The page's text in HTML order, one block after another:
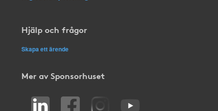
Hjälp och frågor
Skapa ett ärende
Mer av Sponsorhuset